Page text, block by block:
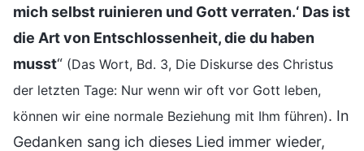
mich selbst ruinieren und Gott verraten.‘ Das ist
die Art von Entschlossenheit, die du haben
musst“ (Das Wort, Bd. 3, Die Diskurse des Christus
der letzten Tage: Nur wenn wir oft vor Gott leben,
können wir eine normale Beziehung mit Ihm führen). In
Gedanken sang ich dieses Lied immer wieder,